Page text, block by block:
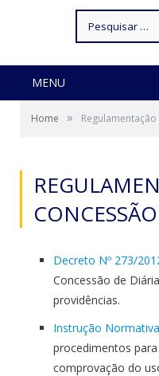
por:
MENU
Home »
Decreto Nº 273/
Concessão de
providências.
Instrução
procedimentos
comprovação do